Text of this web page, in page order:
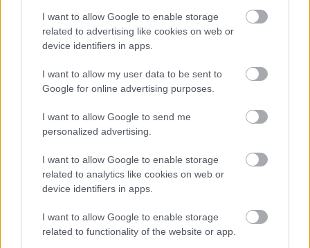
I want to allow Google to enable storage
related to advertising like cookies on web or
device identifiers in apps.
I want to allow my user data to be sent to
Google for online advertising purposes.
I want to allow Google to send me
personalized advertising.
I want to allow Google to enable storage
related to analytics like cookies on web or
device identifiers in apps.
I want to allow Google to enable storage
related to functionality of the website or app.
Állami Népi Együttes
Népzene
Kelemen Barnabás
Komolyzene